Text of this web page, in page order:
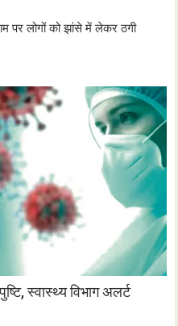
पर लोगों को झांसे में लेकर ठगी
स्वास्थ्य विभाग अलर्ट